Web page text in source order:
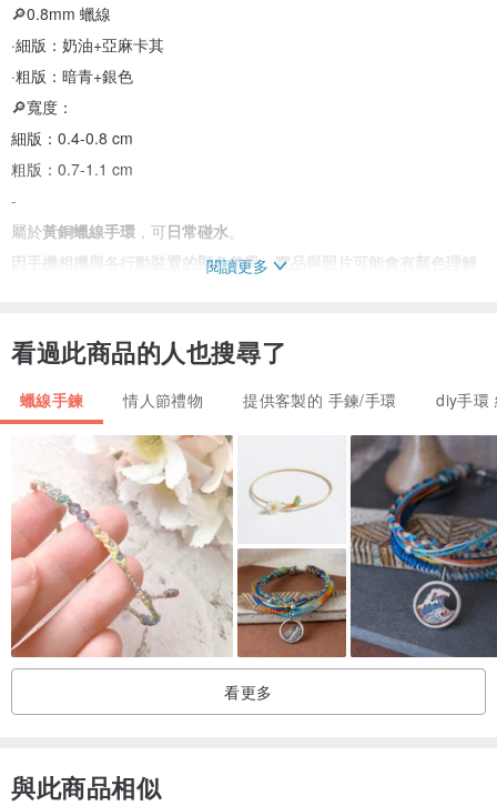
🔎0.8mm 蠟線
·細版：奶油+亞麻卡其
·粗版：暗青+銀色
🔎寬度：
細版：0.4-0.8 cm
粗版：0.7-1.1 cm
-
屬於黃銅蠟線手環 ，可日常碰水。
因手機相機與各行動裝置的顯色差異，實品與照片可能會有顏色理解
定，請確認您的需求後再下單購買。
備註：
1.可搭配後方色票表在備註自選2色！更改配色不加價。
2.需要試編，請在下單前私訊，無備註配色則以原色出貨。
3.下單時請於備註中註明緊貼手圍/腳圍cm
4.緊貼手/腳圍測量方式：
使用布尺/線/細長紙條，緊貼（也不需要太緊，輕輕貼著即可）的繞著
您想要配戴手/腳環的手/腳部位置一圈，觀看布尺上緊貼您手/腳圍的
長度，或量測該線段/細長紙條符合您手/腳圍的長度，即為緊貼手/腳
圍。
5.商品製作後的總長為緊貼手/腳圍長度+1.5 cm，含酌加黃銅/純銀
-
閱讀更多
看過此商品的人也搜尋了
蠟線手鍊 情人節禮物 提供客製的 手鍊/手環 diy手環
看更多
與此商品相似